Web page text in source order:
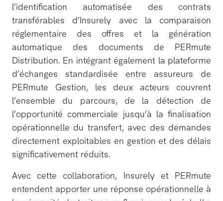
l’identification automatisée des contrats
transférables d’Insurely avec la comparaison
réglementaire des offres et la génération
automatique des documents de PERmute
Distribution. En intégrant également la plateforme
d’échanges standardisée entre assureurs de
PERmute Gestion, les deux acteurs couvrent
l’ensemble du parcours, de la détection de
l’opportunité commerciale jusqu’à la finalisation
opérationnelle du transfert, avec des demandes
directement exploitables en gestion et des délais
significativement réduits.
Avec cette collaboration, Insurely et PERmute
entendent apporter une réponse opérationnelle à